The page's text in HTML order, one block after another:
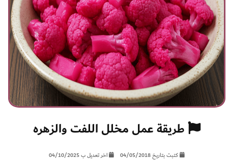
طريقة عمل مخلل اللفت والزهره
كتبت بتاريخ 04/05/2018 اخر تعديل ب 04/10/2025